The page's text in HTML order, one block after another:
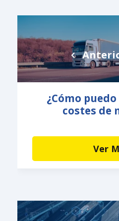
¿Cómo
costes de
Ver